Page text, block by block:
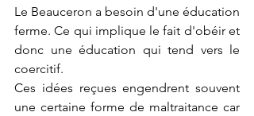
Le Beauceron a besoin d'une éducation
ferme. Ce qui implique le fait d'obéir et
donc une éducation qui tend vers le
coercitif.
Ces idées reçues engendrent souvent
une certaine forme de maltraitance car